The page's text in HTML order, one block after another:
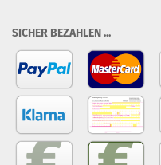
SICHER BEZAHLEN ...